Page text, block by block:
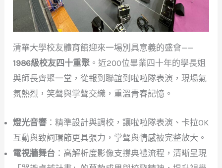
清華大學校友體育館迎來一場別具意義的盛會——
1986級校友四十重聚 。近200位畢業四十年的學長姐
與師長齊聚一堂，從報到聯誼到啦啦隊表演，現場氣
氛熱烈，笑聲與掌聲交織，重溫青春記憶。
燈光音響 ：精準設計與調校，讓啦啦隊表演、卡拉OK
互動與致詞環節更具張力，掌聲與情感被完整放大。
電視牆舞台 ：高解析度影像支撐典禮流程，清晰呈現